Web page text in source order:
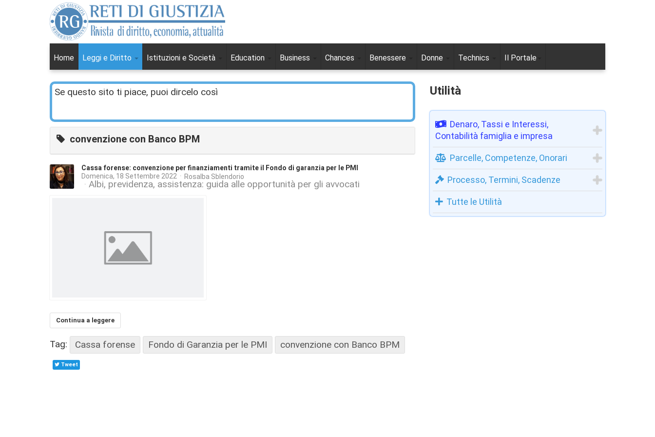
Home Leggi e Diritto Istituzioni e Società Education Business Chances Benessere Donne Technics Il Portale
Se questo sito ti piace, puoi dircelo così
convenzione con Banco BPM
Cassa forense: convenzione per finanziamenti tramite il Fondo di garanzia per le PMI
Domenica, 18 Settembre 2022 Rosalba Sblendorio
Albi, previdenza, assistenza: guida alle opportunità per gli avvocati
Continua a leggere
Tag: Cassa forense Fondo di Garanzia per le PMI convenzione con Banco BPM
Tweet
Utilità
Denaro, Tassi e Interessi,
Contabilità famiglia e impresa
Parcelle, Competenze, Onorari
Processo, Termini, Scadenze
Tutte le Utilità